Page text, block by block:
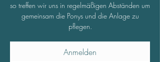
so treffen wir uns in regelmäßigen Abständen um
gemeinsam die Ponys und die Anlage zu
pflegen.
Anmelden